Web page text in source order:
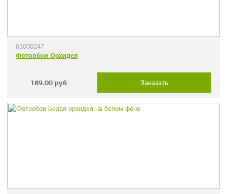
65000247
Фотообои Орхидея
189.00 руб Заказать